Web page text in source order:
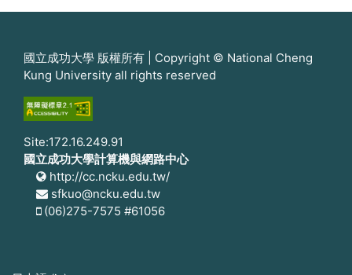
國立成功大學 版權所有 | Copyright © National Cheng
Kung University all rights reserved
Site:172.16.249.91
國立成功大學計算機與網路中心
http://cc.ncku.edu.tw/
sfkuo@ncku.edu.tw
(06)275-7575 #61056